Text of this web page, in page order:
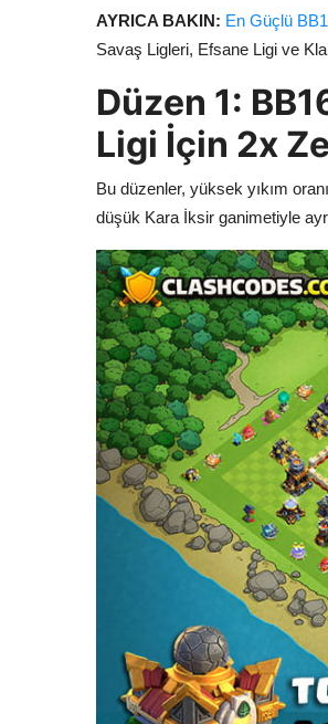
AYRICA BAKIN: En Güçlü
Savaş Ligleri, Efsane Ligi ve
Düzen 1:
Ligi İçin 2x
Bu düzenler, yüksek yıkım
düşük Kara İksir ganimetiyle